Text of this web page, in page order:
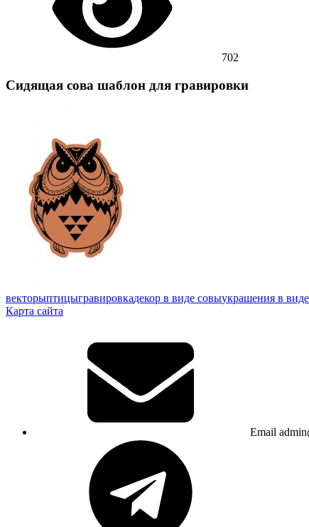
702
Сидящая сова шаблон для гравировки
векторыптицыгравировкадекор в виде совыукрашения в
Карта сайта
Email